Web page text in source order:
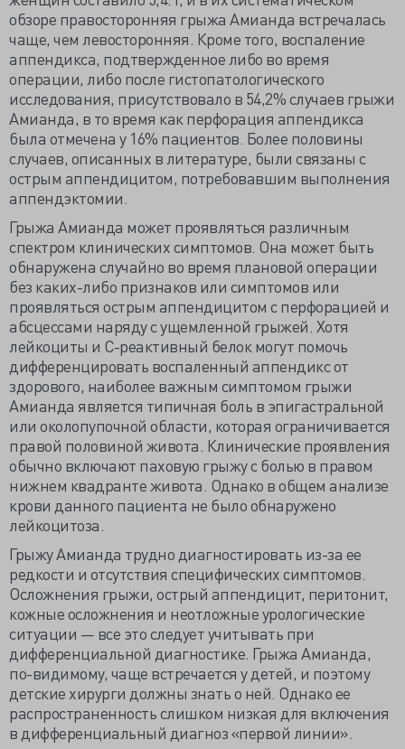
обзоре правосторонняя грыжа Амианда встречалась
чаще, чем левосторонняя. Кроме того, воспаление
аппендикса, подтвержденное либо во время
операции, либо после гистопатологического
исследования, присутствовало в 54,2% случаев грыжи
Амианда, в то время как перфорация аппендикса
была отмечена у 16% пациентов. Более половины
случаев, описанных в литературе, были связаны с
острым аппендицитом, потребовавшим выполнения
аппендэктомии.
Грыжа Амианда может проявляться различным
спектром клинических симптомов. Она может быть
обнаружена случайно во время плановой операции
без каких-либо признаков или симптомов или
проявляться острым аппендицитом с перфорацией и
абсцессами наряду с ущемленной грыжей. Хотя
лейкоциты и С-реактивный белок могут помочь
дифференцировать воспаленный аппендикс от
здорового, наиболее важным симптомом грыжи
Амианда является типичная боль в эпигастральной
или околопупочной области, которая ограничивается
правой половиной живота. Клинические проявления
обычно включают паховую грыжу с болью в правом
нижнем квадранте живота. Однако в общем анализе
крови данного пациента не было обнаружено
лейкоцитоза.
Грыжу Амианда трудно диагностировать из-за ее
редкости и отсутствия специфических симптомов.
Осложнения грыжи, острый аппендицит, перитонит,
кожные осложнения и неотложные урологические
ситуации — все это следует учитывать при
дифференциальной диагностике. Грыжа Амианда,
по-видимому, чаще встречается у детей, и поэтому
детские хирурги должны знать о ней. Однако ее
распространенность слишком низкая для включения
в дифференциальный диагноз «первой линии».